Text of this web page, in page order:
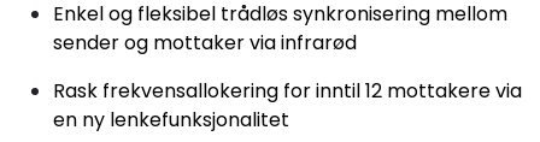
Enkel og fleksibel trådløs synkronisering mellom
sender og mottaker via infrarød
Rask frekvensallokering for inntil 12 mottakere via
en ny lenkefunksjonalitet